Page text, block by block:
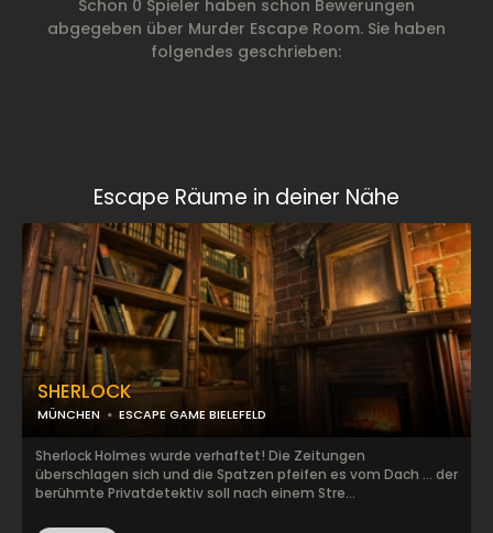
Schon 0 Spieler haben schon Bewerungen
abgegeben über Murder Escape Room. Sie haben
folgendes geschrieben:
Escape Räume in deiner Nähe
SHERLOCK
MÜNCHEN ESCAPE GAME BIELEFELD
Sherlock Holmes wurde verhaftet! Die Zeitungen
überschlagen sich und die Spatzen pfeifen es vom Dach … der
berühmte Privatdetektiv soll nach einem Stre...